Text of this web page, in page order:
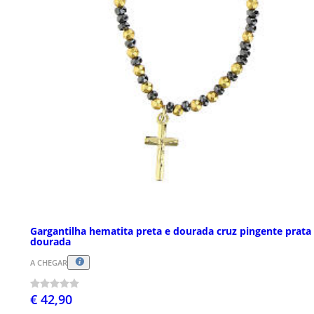
Gargantilha hematita preta e dourada cruz pingente prata
dourada
A CHEGAR
€ 42,90